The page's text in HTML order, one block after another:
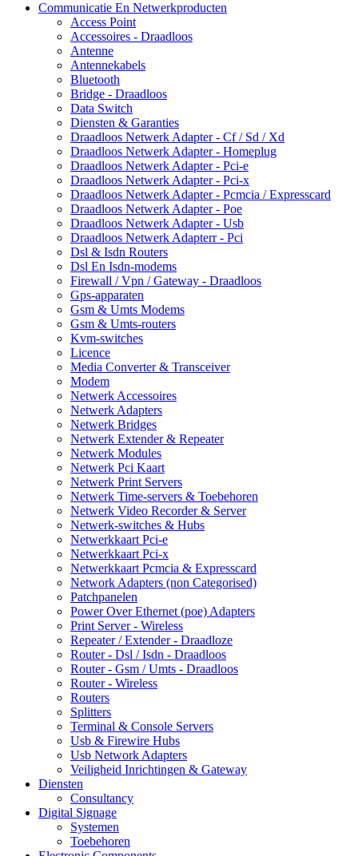
Communicatie En Netwerkproducten
Access Point
Accessoires - Draadloos
Antenne
Antennekabels
Bluetooth
Bridge - Draadloos
Data Switch
Diensten & Garanties
Draadloos Netwerk Adapter - Cf / Sd / Xd
Draadloos Netwerk Adapter - Homeplug
Draadloos Netwerk Adapter - Pci-e
Draadloos Netwerk Adapter - Pci-x
Draadloos Netwerk Adapter - Pcmcia / Expresscard
Draadloos Netwerk Adapter - Poe
Draadloos Netwerk Adapter - Usb
Draadloos Netwerk Adapterr - Pci
Dsl & Isdn Routers
Dsl En Isdn-modems
Firewall / Vpn / Gateway - Draadloos
Gps-apparaten
Gsm & Umts Modems
Gsm & Umts-routers
Kvm-switches
Licence
Media Converter & Transceiver
Modem
Netwerk Accessoires
Netwerk Adapters
Netwerk Bridges
Netwerk Extender & Repeater
Netwerk Modules
Netwerk Pci Kaart
Netwerk Print Servers
Netwerk Time-servers & Toebehoren
Netwerk Video Recorder & Server
Netwerk-switches & Hubs
Netwerkkaart Pci-e
Netwerkkaart Pci-x
Netwerkkaart Pcmcia & Expresscard
Network Adapters (non Categorised)
Patchpanelen
Power Over Ethernet (poe) Adapters
Print Server - Wireless
Repeater / Extender - Draadloze
Router - Dsl / Isdn - Draadloos
Router - Gsm / Umts - Draadloos
Router - Wireless
Routers
Splitters
Terminal & Console Servers
Usb & Firewire Hubs
Usb Network Adapters
Veiligheid Inrichtingen & Gateway
Diensten
Consultancy
Digital Signage
Systemen
Toebehoren